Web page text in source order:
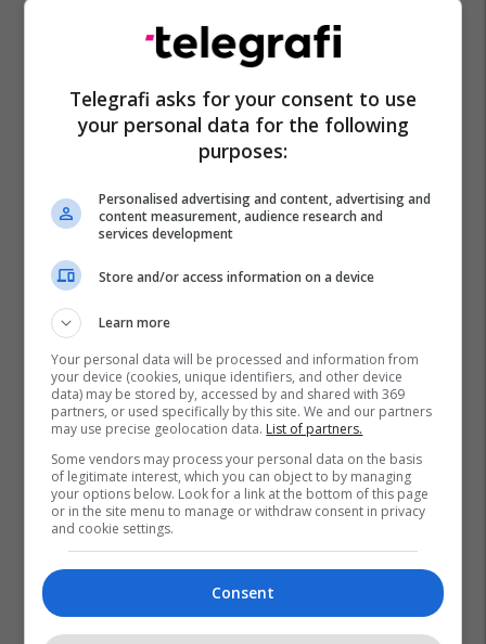
“lear Corporation” Tetovë
Telegrafi asks for your consent to use
your personal data for the following
purposes:
Personalised advertising and content, advertising and
content measurement, audience research and
services development
Store and/or access information on a device
Learn more
Your personal data will be processed and information from
your device (cookies, unique identifiers, and other device
data) may be stored by, accessed by and shared with 369
partners, or used specifically by this site. We and our partners
may use precise geolocation data. List of partners.
Some vendors may process your personal data on the basis
of legitimate interest, which you can object to by managing
your options below. Look for a link at the bottom of this page
or in the site menu to manage or withdraw consent in privacy
and cookie settings.
Consent